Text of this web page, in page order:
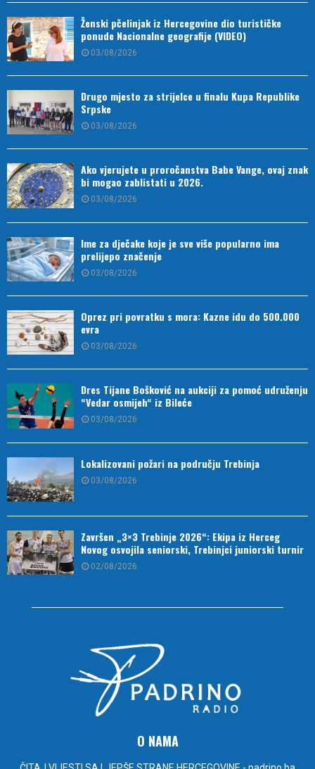
Ženski pčelinjak iz Hercegovine dio turističke
ponude Nacionalne geografije (VIDEO)
03/08/2026
Drugo mjesto za strijelce u finalu Kupa Republike
Srpske
03/08/2026
Ako vjerujete u proročanstva Babe Vange, ovaj znak
bi mogao zablistati u 2026.
03/08/2026
Ime za dječake koje je sve više popularno ima
prelijepo značenje
03/08/2026
Oprez pri povratku s mora: Kazne idu do 500.000
evra
03/08/2026
Dres Tijane Bošković na aukciji za pomoć udruženju
“Vedar osmijeh“ iz Bileće
03/08/2026
Lokalizovani požari na području Trebinja
03/08/2026
Završen „3×3 Trebinje 2026“: Ekipa iz Herceg
Novog osvojila seniorski, Trebinjci juniorski turnir
02/08/2026
O NAMA